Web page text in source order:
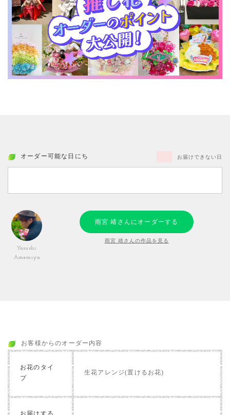
オーダー可能な日にち お届けできない日
Yasushi
Amemiya
雨宮 靖さんにオーダーする
雨宮 靖さんの作品を見る
お客様からのオーダー内容
お花のタイ
プ
生花アレンジ(置けるお花)